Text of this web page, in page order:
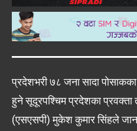
प्रदेशभरी ७८ जना सादा
हुने सूदूरपश्चिम प्रदेशका प्रवक्ता
(एसएसपी) मुकेश कुमार सिंहले